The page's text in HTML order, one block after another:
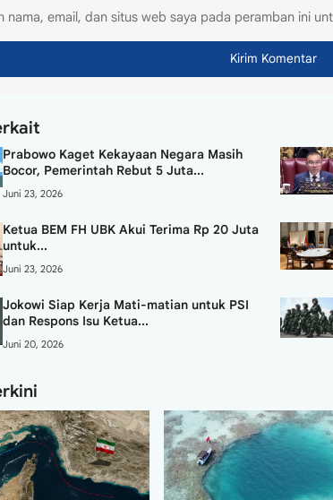
nama, email, dan situs web saya pada peramban ini
Prabowo Kaget Kekayaan Negara Masih
Bocor, Pemerintah Rebut 5 Juta...
Juni 23, 2026
Ketua BEM FH UBK Akui Terima Rp 20 Juta
untuk...
Juni 23, 2026
Jokowi Siap Kerja Mati-matian untuk PSI
dan Respons Isu Ketua...
Juni 20, 2026